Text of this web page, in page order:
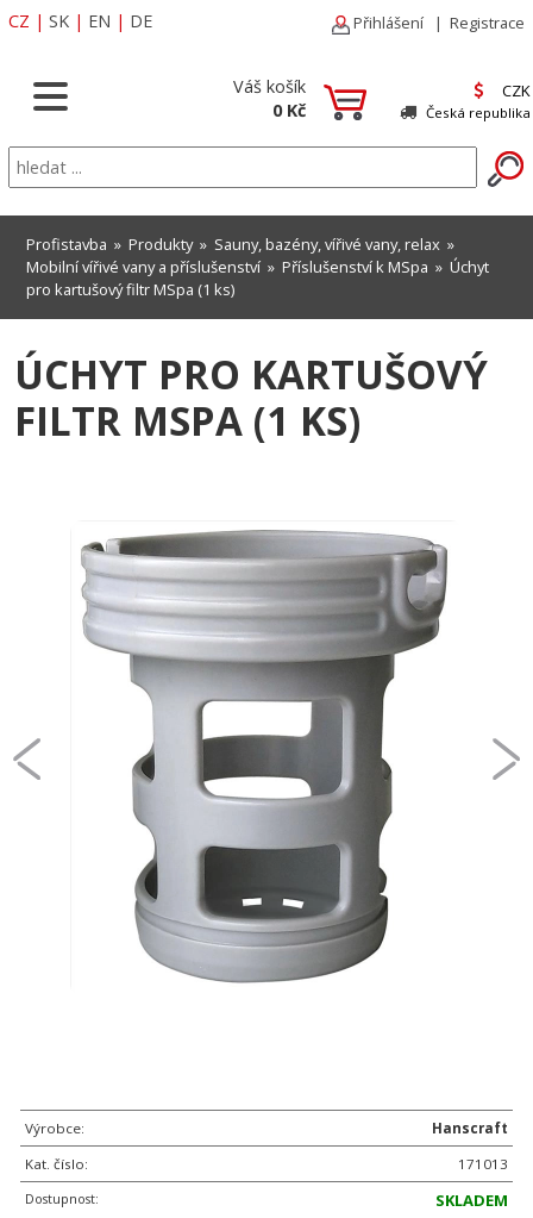
CZ | SK | EN | DE Přihlášení | Registrace
Váš košík
0 Kč
CZK
Česká republika
Profistavba » Produkty» Sauny, bazény, vířivé vany, relax »
Mobilní vířivé vany a příslušenství » Příslušenství k MSpa » Úchyt
pro kartušový filtr MSpa (1 ks)
ÚCHYT PRO KARTUŠOVÝ
FILTR MSPA (1 KS)
Výrobce:
Hanscraft
Kat. číslo:
171013
Dostupnost:
SKLADEM